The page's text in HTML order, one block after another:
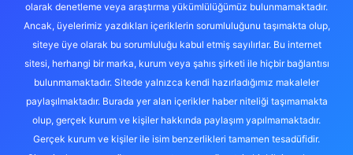
olarak denetleme veya araştırma yükümlülüğümüz bulunmamaktadır.
Ancak, üyelerimiz yazdıkları içeriklerin sorumluluğunu taşımakta olup,
siteye üye olarak bu sorumluluğu kabul etmiş sayılırlar. Bu internet
sitesi, herhangi bir marka, kurum veya şahıs şirketi ile hiçbir bağlantısı
bulunmamaktadır. Sitede yalnızca kendi hazırladığımız makaleler
paylaşılmaktadır. Burada yer alan içerikler haber niteliği taşımamakta
olup, gerçek kurum ve kişiler hakkında paylaşım yapılmamaktadır.
Gerçek kurum ve kişiler ile isim benzerlikleri tamamen tesadüfidir.